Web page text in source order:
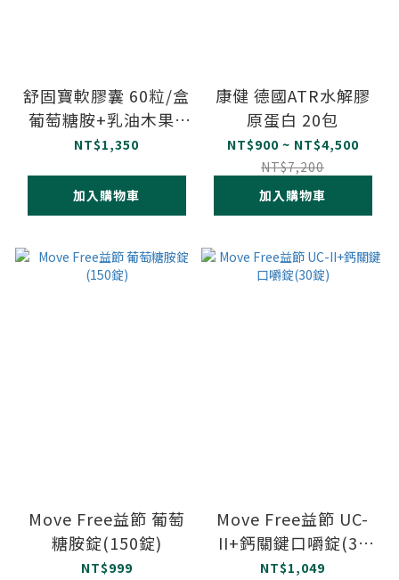
舒固寶軟膠囊 60粒/盒
葡萄糖胺+乳油木果+
II型膠原蛋白
NT$1,350
加入購物車
康健 德國ATR水解膠
原蛋白 20包
NT$900 ~ NT$4,500
NT$7,200
加入購物車
Move Free益節 葡萄
糖胺錠(150錠)
NT$999
Move Free益節 UC-
II+鈣關鍵口嚼錠(30
錠)
NT$1,049